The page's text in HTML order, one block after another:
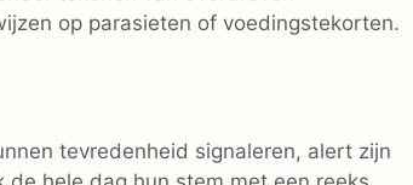
op parasieten of voedingstekorten.
tevredenheid signaleren, alert zijn